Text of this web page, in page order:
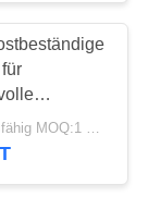
Verhandlungsfähig MOQ:1 Satz